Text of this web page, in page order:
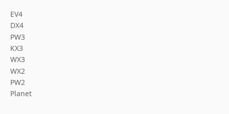
EV4
DX4
PW3
KX3
WX3
WX2
PW2
Planet